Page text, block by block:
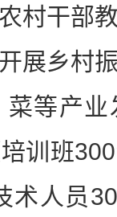
村干部
展乡村
等产
训班
术人员